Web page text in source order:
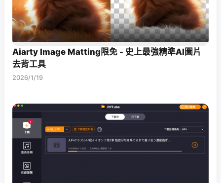
Aiarty Image Matting限免 - 史上最強精準AI圖片
去背工具
2026/1/19